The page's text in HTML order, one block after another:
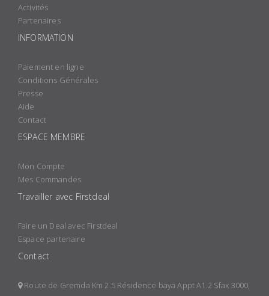
Activités
Partenaires
INFORMATION
Paiement en ligne
Conditions Générales
Presse
Aide
Contact
ESPACE MEMBRE
Mon Compte
Mes Commandes
Travailler avec Firstdeal
Faire un Deal avec Firstdeal
Espace partenaire
Contact
Route de Gremda Km 2.5 Résidence baya Appt A1.2 Sfax 3000,